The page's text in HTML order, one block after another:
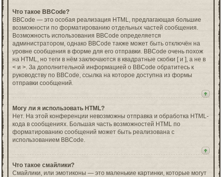
Что такое BBCode?
BBCode — это особая реализация HTML, предлагающая большие
возможности по форматированию отдельных частей сообщения.
Возможность использования BBCode определяется
администратором, однако BBCode также может быть отключён на
уровне сообщения в форме для его отправки. BBCode очень похож
на HTML, но теги в нём заключаются в квадратные скобки [ и ], а не в
< и >. За дополнительной информацией о BBCode обратитесь к
руководству по BBCode, ссылка на которое доступна из формы
отправки сообщений.
Могу ли я использовать HTML?
Нет. На этой конференции невозможны отправка и обработка HTML-
кода в сообщениях. Большая часть возможностей HTML по
форматированию сообщений может быть реализована с
использованием BBCode.
Что такое смайлики?
Смайлики, или эмотиконы — это маленькие картинки, которые могут